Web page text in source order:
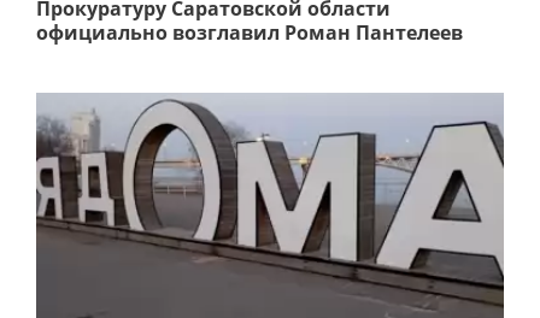
Прокуратуру Саратовской области
официально возглавил Роман Пантелеев